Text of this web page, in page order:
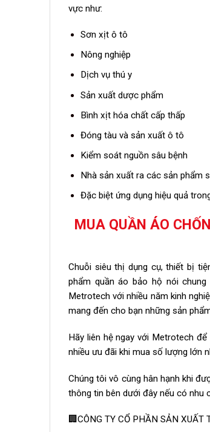
vực như:
Sơn xịt ô tô
Nông nghiệp
Dịch vụ thú y
Sản xuất dược phẩm
Bình xịt hóa chất cấp thấp
Đóng tàu và sản xuất ô tô
Kiểm soát nguồn sâu bệnh
Nhà sản xuất ra các sản phẩm
Đặc biệt ứng dụng hiệu quả
MUA QUẦN ÁO
Chuỗi siêu thị dụng cụ, thiết bị
phẩm quần áo bảo hộ nói
Metrotech với nhiều năm kinh
mang đến cho bạn những sản
Hãy liên hệ ngay với Metrotech
nhiều ưu đãi khi mua số lượng lớn
Chúng tôi vô cùng hân hạnh khi
thông tin bên dưới đây nếu có nhu
🏢CÔNG TY CỔ PHẦN SẢN